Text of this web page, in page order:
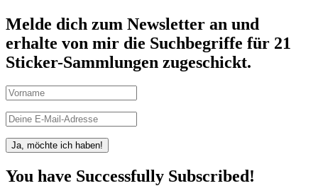
Melde dich zum Newsletter an und
erhalte von mir die Suchbegriffe für 21
Sticker-Sammlungen zugeschickt.
Ja, möchte ich haben!
You have Successfully Subscribed!